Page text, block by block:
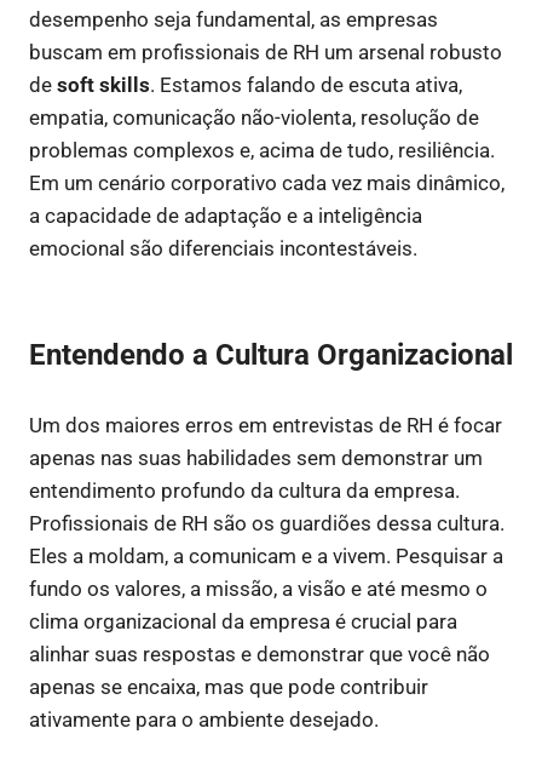
desempenho seja fundamental, as empresas
buscam em profissionais de RH um arsenal robusto
de soft skills. Estamos falando de escuta ativa,
empatia, comunicação não-violenta, resolução de
problemas complexos e, acima de tudo, resiliência.
Em um cenário corporativo cada vez mais dinâmico,
a capacidade de adaptação e a inteligência
emocional são diferenciais incontestáveis.
Entendendo a Cultura Organizacional
Um dos maiores erros em entrevistas de RH é focar
apenas nas suas habilidades sem demonstrar um
entendimento profundo da cultura da empresa.
Profissionais de RH são os guardiões dessa cultura.
Eles a moldam, a comunicam e a vivem. Pesquisar a
fundo os valores, a missão, a visão e até mesmo o
clima organizacional da empresa é crucial para
alinhar suas respostas e demonstrar que você não
apenas se encaixa, mas que pode contribuir
ativamente para o ambiente desejado.